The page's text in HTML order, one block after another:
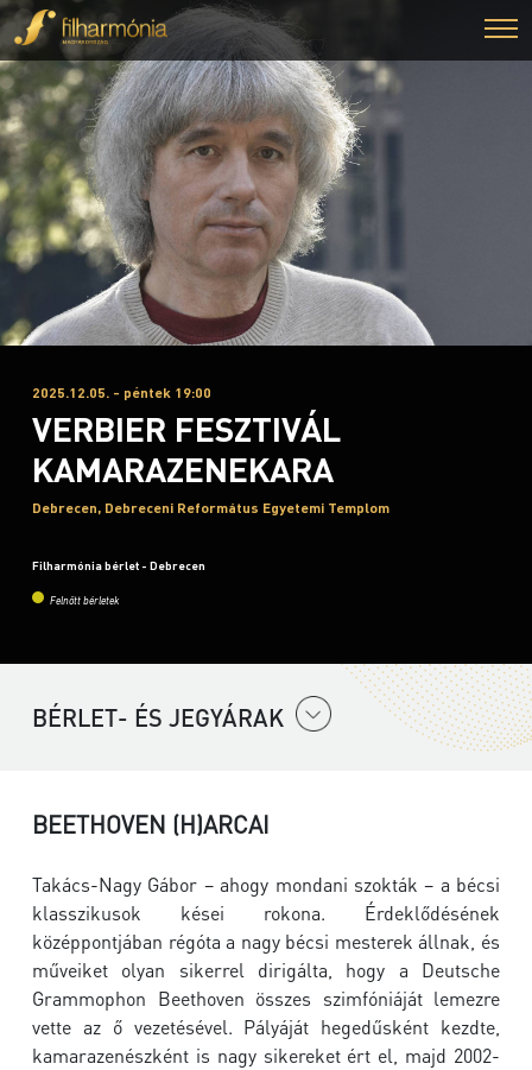
2025.12.05. - péntek 19:00
VERBIER FESZTIVÁL
KAMARAZENEKARA
Debrecen, Debreceni Református Egyetemi Templom
Filharmónia bérlet - Debrecen
Felnőtt bérletek
BÉRLET- ÉS JEGYÁRAK
BEETHOVEN (H)ARCAI
Takács-Nagy Gábor – ahogy mondani szokták – a bécsi
klasszikusok kései rokona. Érdeklődésének
középpontjában régóta a nagy bécsi mesterek állnak, és
műveiket olyan sikerrel dirigálta, hogy a Deutsche
Grammophon Beethoven összes szimfóniáját lemezre
vette az ő vezetésével. Pályáját hegedűsként kezdte,
kamarazenészként is nagy sikereket ért el, majd 2002-